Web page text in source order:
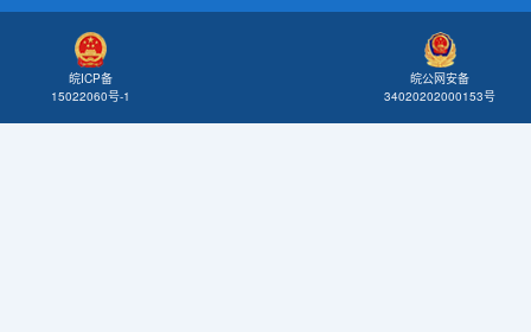
皖ICP备
15022060号-1
皖公网安备
34020202000153号